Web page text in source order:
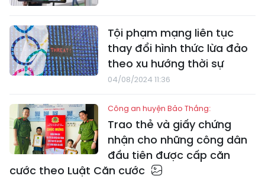
Tội phạm mạng liên tục
thay đổi hình thức lừa đảo
theo xu hướng thời sự
04/08/2024 11:36
Công an huyện Bảo Thắng:
Trao thẻ và giấy chứng
nhận cho những công dân
đầu tiên được cấp căn
cước theo Luật Căn cước